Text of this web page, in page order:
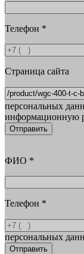
Телефон *
Страница сайта
персональных
информационную
Отправить
ФИО *
Телефон *
персональных
Отправить